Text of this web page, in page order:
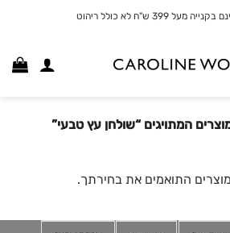
מעל 399 ש"ח לא כולל ריהוט
המתויגים “שולחן עץ טבעי”
התואמים את בחירתך.